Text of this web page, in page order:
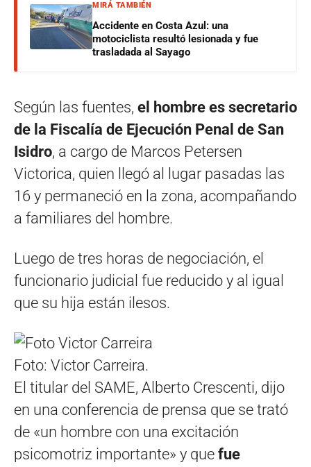
MIRÁ TAMBIÉN
Accidente en Costa Azul: una
motociclista resultó lesionada y fue
trasladada al Sayago
Según las fuentes, el hombre es secretario
de la Fiscalía de Ejecución Penal de San
Isidro, a cargo de Marcos Petersen
Victorica, quien llegó al lugar pasadas las
16 y permaneció en la zona, acompañando
a familiares del hombre.
Luego de tres horas de negociación, el
funcionario judicial fue reducido y al igual
que su hija están ilesos.
Foto: Victor Carreira.
El titular del SAME, Alberto Crescenti, dijo
en una conferencia de prensa que se trató
de «un hombre con una excitación
psicomotriz importante» y que fue